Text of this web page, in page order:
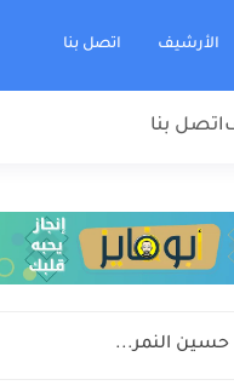
الأرشيف اتصل بنا
اتصل بنا
حسين النمر...